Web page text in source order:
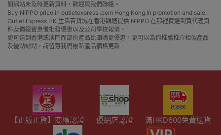
如網站未及時更新資料，歡迎與我們聯絡。
Buy NIPPO price in outletexpress .com Hong Kong.In promotion and sale.
Outlet Express HK 生活百貨城在香港觀塘提供 NIPPO 在那裡買邊到買代理資
料及價錢實惠借批發優惠以及公司學校報價，
更可送到香港或澳門而部份產品比團購更優惠，更可以為你推薦推介相似產品
及優點缺點，請留意我們最新產品價格更新
【正版正貨】商標認證 優網店認證 滿HKD600免費送貨